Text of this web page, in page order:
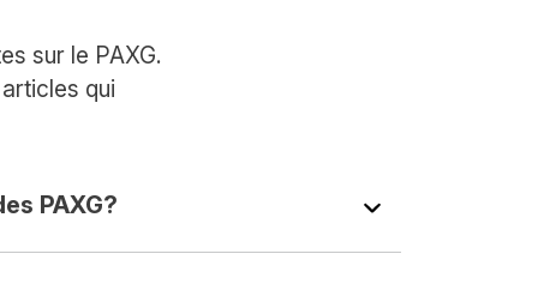
sur le PAXG.
qui
PAXG?